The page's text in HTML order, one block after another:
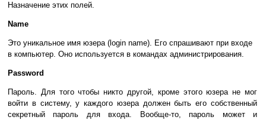
Назначение этих полей.
Name
Это уникальное имя юзера (login name). Его спрашивают при входе
в компьютер. Оно используется в командах администрирования.
Password
Пароль. Для того чтобы никто другой, кроме этого юзера не мог
войти в систему, у каждого юзера должен быть его собственный
секретный пароль для входа. Вообще-то, пароль может и